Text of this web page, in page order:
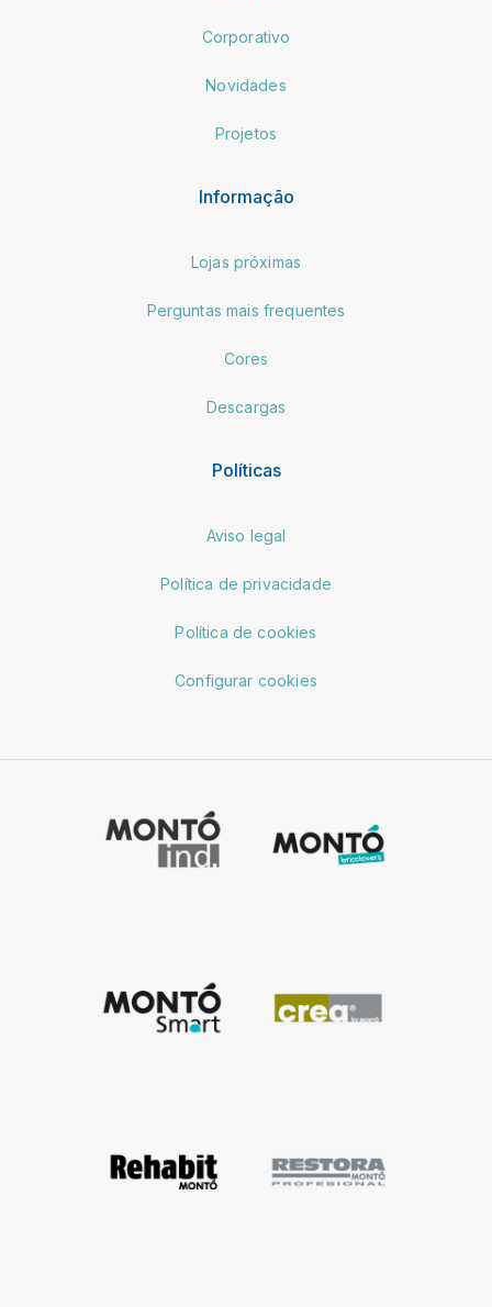
Corporativo
Novidades
Projetos
Informação
Lojas próximas
Perguntas mais frequentes
Cores
Descargas
Políticas
Aviso legal
Política de privacidade
Política de cookies
Configurar cookies